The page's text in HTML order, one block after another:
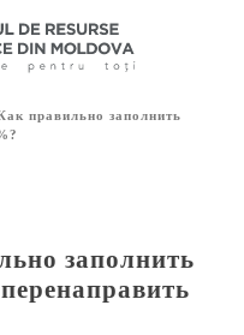
правильно заполнить
заполнить